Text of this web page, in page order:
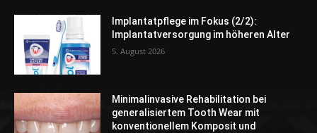
Implantatpflege im Fokus (2/2):
Implantatversorgung im höheren Alter
5. August 2026
Minimalinvasive Rehabilitation bei
generalisiertem Tooth Wear mit
konventionellem Komposit und